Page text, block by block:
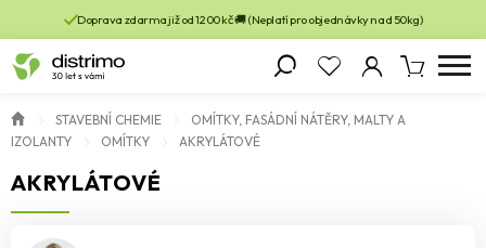
Doprava zdarma již od 1200 kč 🚚 (Neplatí pro objednávky nad 50kg)
STAVEBNÍ CHEMIE
OMÍTKY, FASÁDNÍ NÁTĚRY, MALTY A
IZOLANTY
OMÍTKY AKRYLÁTOVÉ
AKRYLÁTOVÉ